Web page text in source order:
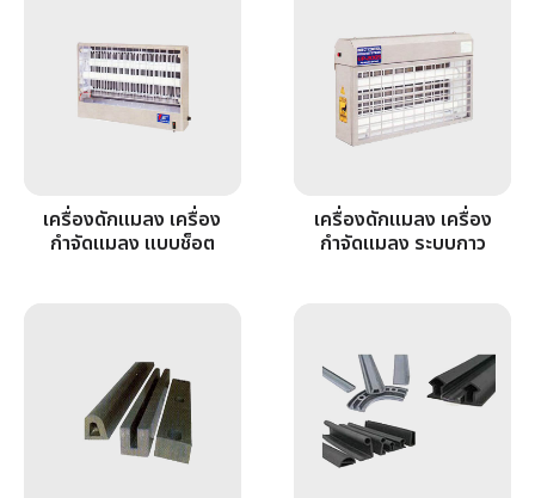
เครื่องดักแมลง เครื่อง
กำจัดแมลง แบบช็อต
เครื่องดักแมลง เครื่อง
กำจัดแมลง ระบบกาว